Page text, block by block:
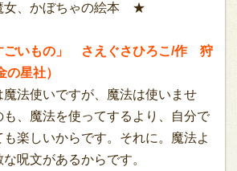
、かぼちゃの絵本 ★
ごいもの」 さえぐさひろこ/作 狩
星社）
法使いですが、魔法は使いませ
も、魔法を使ってするより、自分で
楽しいからです。それに。魔法よ
呪文があるからです。